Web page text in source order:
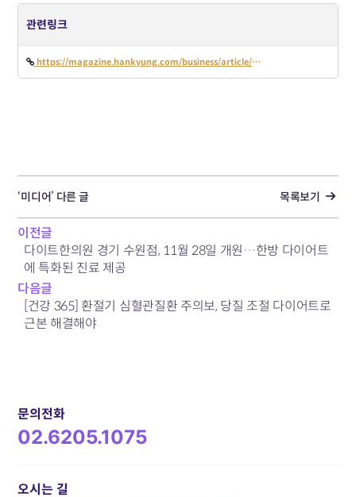
관련링크
https://magazine.hankyung.com/business/article/202311241912b
‘미디어’ 다른 글 목록보기
이전글
다이트한의원 경기 수원점, 11월 28일 개원…한방 다이어트
에 특화된 진료 제공
다음글
[건강 365] 환절기 심혈관질환 주의보, 당질 조절 다이어트로
근본 해결해야
문의전화
02.6205.1075
오시는 길